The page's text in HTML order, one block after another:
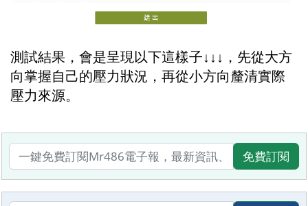
測試結果，會是呈現以下這樣子↓↓↓，先從大方
向掌握自己的壓力狀況，再從小方向釐清實際
壓力來源。
免費訂閱